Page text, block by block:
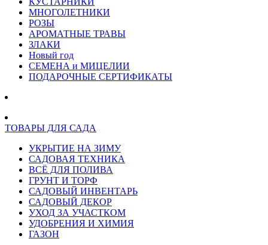
МНОГОЛЕТНИКИ
РОЗЫ
АРОМАТНЫЕ ТРАВЫ
ЗЛАКИ
Новый год
СЕМЕНА и МИЦЕЛИИ
ПОДАРОЧНЫЕ СЕРТИФИКАТЫ
ТОВАРЫ ДЛЯ САДА
УКРЫТИЕ НА ЗИМУ
САДОВАЯ ТЕХНИКА
ВСЁ ДЛЯ ПОЛИВА
ГРУНТ И ТОРФ
САДОВЫЙ ИНВЕНТАРЬ
САДОВЫЙ ДЕКОР
УХОД ЗА УЧАСТКОМ
УДОБРЕНИЯ И ХИМИЯ
ГАЗОН